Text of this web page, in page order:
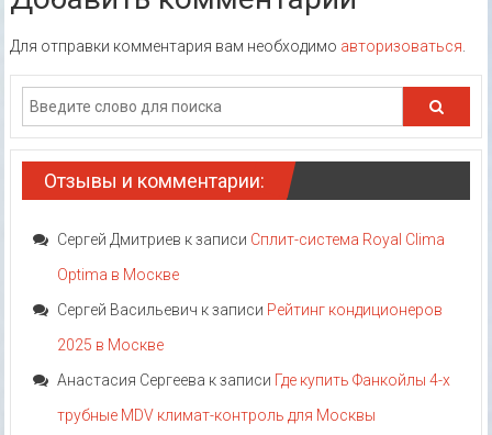
Для отправки комментария вам необходимо авторизоваться
Отзывы и комментарии:
Сергей Дмитриев к записи Сплит-система Royal Clima
Optima в Москве
Сергей Васильевич к записи Рейтинг кондиционеров
2025 в Москве
Анастасия Сергеева к записи Где купить Фанкойлы 4-х
трубные MDV климат-контроль для Москвы